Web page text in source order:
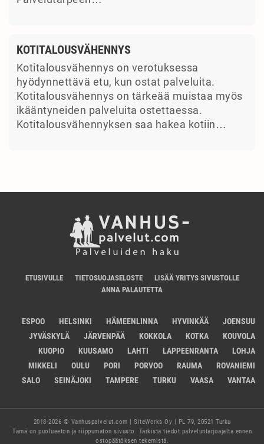
KOTITALOUSVÄHENNYS
Kotitalousvähennys on verotuksessa
hyödynnettävä etu, kun ostat palveluita.
Kotitalousvähennys on tärkeää muistaa myös
ikääntyneiden palveluita ostettaessa.
Kotitalousvähennyksen saa hakea kotiin…
ETUSIVULLE TIETOSUOJASELOSTE
LISÄÄ YRITYS SIVUSTOLLE
ANNA PALAUTETTA
ESPOO HELSINKI HÄMEENLINNA HYVINKÄÄ
JOENSUU
JYVÄSKYLÄ
JÄRVENPÄÄ KOKKOLA KOTKA
KOUVOLA
KUOPIO
KUUSAMO LAHTI LAPPEENRANTA
LOHJA
MIKKELI
OULU PORI PORVOO RAUMA
ROVANIEMI
SALO
SEINÄJOKI TAMPERE TURKU VAASA VANTAA
2018-2026 © Vanhuspalvelut.com | SiteWorks Oy | PL 79, 20521 Turku
Tämä on puolueeton ja riippumaton sivusto. Tarkista tiedot palveluntarjoajalta ennen
ostopäätöksen tekemistä.